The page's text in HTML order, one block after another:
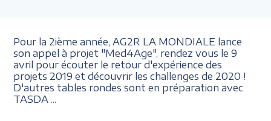
Pour la 2ième année, AG2R LA MONDIALE lance
son appel à projet "Med4Age", rendez vous le 9
avril pour écouter le retour d'expérience des
projets 2019 et découvrir les challenges de 2020 !
D'autres tables rondes sont en préparation avec
TASDA ...